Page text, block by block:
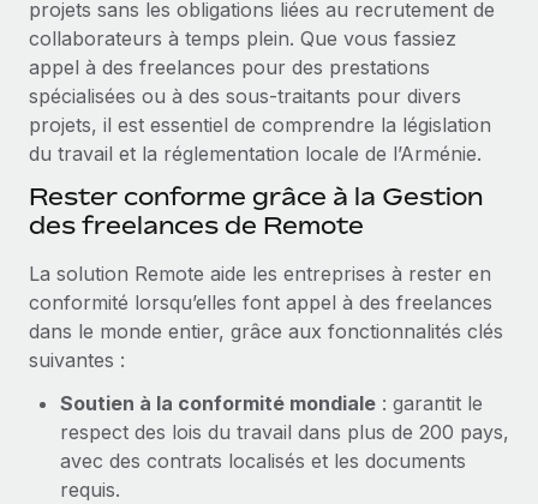
Recevez des conseils d’experts sur les RH à
l’international et la conformité
Contrôles d’antécédents
Simplifiez vos processus de présélection des
candidats
Remote Watchtower
matière de conformité
Gestion des appareils
Achetez et suivez vos équipements informatiques
Création d’entité
Établissez des entités rapidement et en toute
conformité
Remote Build
Bientôt disponible
Conseil en intégrations et automatisations assistées par
ÉTUDES DE CAS
Centre de ressources
Obtenir de l’aide
Voir toutes les ressources
BLOG
EOR et PEO
Gestion des freelances
Taxes
Explorer le blog
projets sans les obligations liées au recrutement de
collaborateurs à temps plein. Que vous fassiez
appel à des freelances pour des prestations
spécialisées ou à des sous-traitants pour divers
projets, il est essentiel de comprendre la législation
du travail et la réglementation locale de l’Arménie.
Rester conforme grâce à la Gestion
des freelances de Remote
La solution Remote aide les entreprises à rester en
conformité lorsqu’elles font appel à des freelances
dans le monde entier, grâce aux fonctionnalités clés
suivantes :
Soutien à la conformité mondiale : garantit le
respect des lois du travail dans plus de 200 pays,
avec des contrats localisés et les documents
requis.